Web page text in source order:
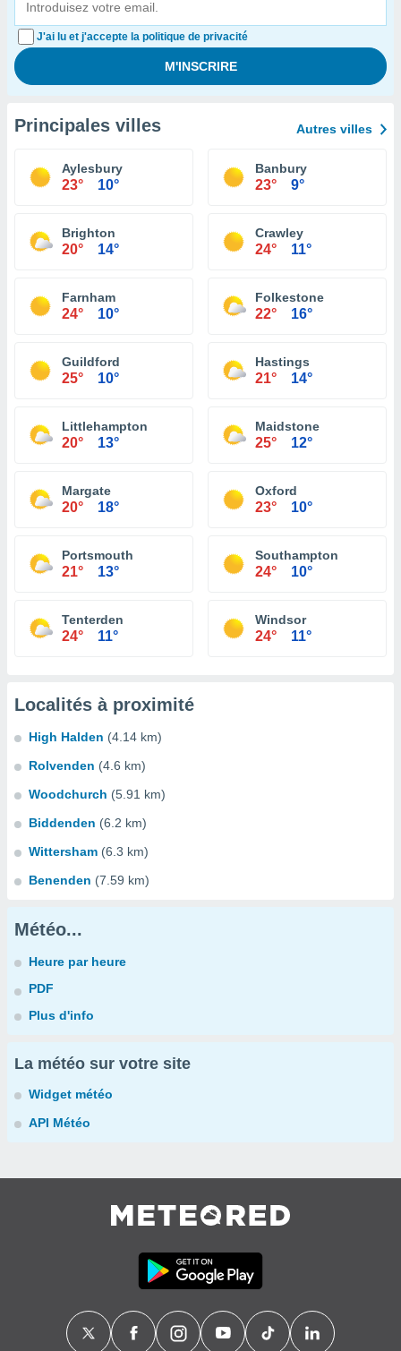
J'ai lu et j'accepte la politique de privacité
Principales villes Autres villes
Aylesbury
23° 10°
Banbury
23° 9°
Brighton
20° 14°
Crawley
24° 11°
Farnham
24° 10°
Folkestone
22° 16°
Guildford
25° 10°
Hastings
21° 14°
Littlehampton
20° 13°
Maidstone
25° 12°
Margate
20° 18°
Oxford
23° 10°
Portsmouth
21° 13°
Southampton
24° 10°
Tenterden
24° 11°
Windsor
24° 11°
Localités à proximité
High Halden (4.14 km)
Rolvenden (4.6 km)
Woodchurch (5.91 km)
Biddenden (6.2 km)
Wittersham (6.3 km)
Benenden (7.59 km)
Météo...
Heure par heure
PDF
Plus d'info
La météo sur votre site
Widget météo
API Météo